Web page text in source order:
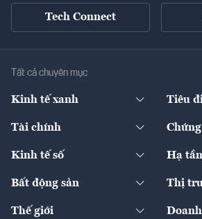
Tech Connect
Tất cả chuyên mục
Kinh tế xanh
Diễn đàn
Tiêu
Tài chính
Ngân hàng
Kinh tế số
Sản phẩm - Thị trường
Hạ
Bất động sản
Chính sách
Thị
Thế giới